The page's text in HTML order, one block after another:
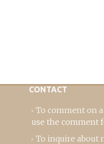
CONTACT
To comment on a
use the comment
To inquire about